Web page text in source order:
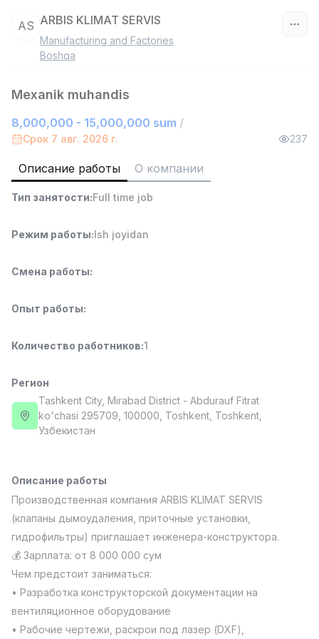
Узбекистан
Работник склада
4,280,000 sum/
Full time job
Ish joyidan
Руководитель отдела продаж
ASIAN
3,000,000 - 6,000,000 sum
MONDO BEST
2,600,000 - 5,000,000 sum
LES AILES
Full time job
Ish joyidan
NAVBAHOR APTEKA
Full time job
Ish joyidan
Оператор по продажам (Только для
девушек!)
Договорная
NAFF
Full time job
Ish joyidan
TOP
Агент по продажам
AS ARBIS KLIMAT SERVIS
Manufacturing and Factories
Boshqa
Mexanik muhandis
8,000,000 - 15,000,000 sum /
Срок 7 авг. 2026 г. 237
Описание работы О компании
Тип занятости:Full time job
Режим работы:Ish joyidan
Смена работы:
Опыт работы:
Количество работников:1
Регион
Tashkent City, Mirabad District - Abdurauf Fitrat
ko'chasi 295709, 100000, Тоshkent, Toshkent,
Узбекистан
Описание работы
Производственная компания ARBIS KLIMAT SERVIS
(клапаны дымоудаления, приточные установки,
гидрофильтры) приглашает инженера-конструктора.
💰 Зарплата: от 8 000 000 сум
Чем предстоит заниматься:
• Разработка конструкторской документации на
вентиляционное оборудование
• Рабочие чертежи, раскрои под лазер (DXF),
Вакансии Категории